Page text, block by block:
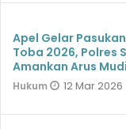
Apel Gelar
Toba 2026, Polres
Amankan Arus
Hukum 12 Mar 2026